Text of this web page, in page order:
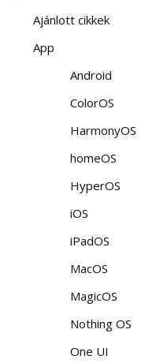
Ajánlott cikkek
App
Android
ColorOS
HarmonyOS
homeOS
HyperOS
iOS
iPadOS
MacOS
MagicOS
Nothing OS
One UI